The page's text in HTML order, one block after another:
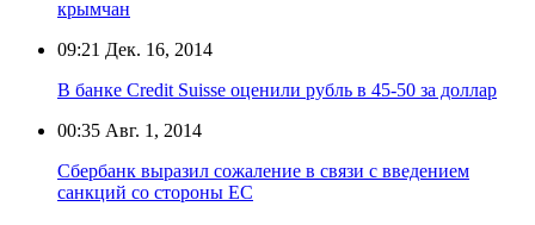
крымчан
09:21 Дек. 16, 2014
В банке Credit Suisse оценили рубль в 45-50 за доллар
00:35 Авг. 1, 2014
Сбербанк выразил сожаление в связи с введением
санкций со стороны ЕС